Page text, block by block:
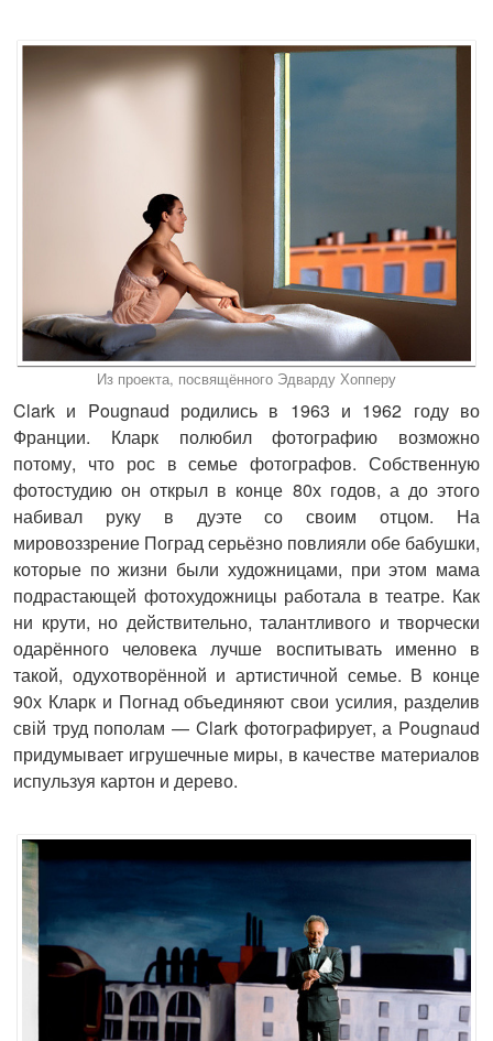
Из проекта, посвящённого Эдварду Хопперу
Clark и Pougnaud родились в 1963 и 1962 году во
Франции. Кларк полюбил фотографию возможно
потому, что рос в семье фотографов. Собственную
фотостудию он открыл в конце 80х годов, а до этого
набивал руку в дуэте со своим отцом. На
мировоззрение Поград серьёзно повлияли обе бабушки,
которые по жизни были художницами, при этом мама
подрастающей фотохудожницы работала в театре. Как
ни крути, но действительно, талантливого и творчески
одарённого человека лучше воспитывать именно в
такой, одухотворённой и артистичной семье. В конце
90х Кларк и Погнад объединяют свои усилия, разделив
свій труд пополам — Clark фотографирует, а Pougnaud
придумывает игрушечные миры, в качестве материалов
испульзуя картон и дерево.